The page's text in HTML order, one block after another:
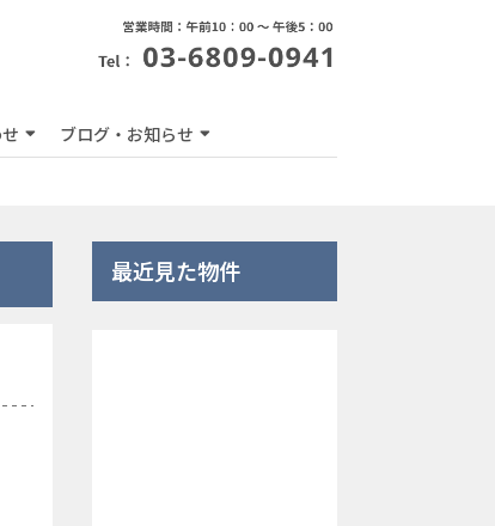
ブログ・お知らせ
最近見た物件